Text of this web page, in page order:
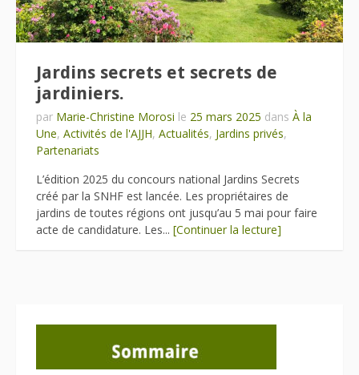
Jardins secrets et secrets de
jardiniers.
par Marie-Christine Morosi le 25 mars 2025 dans À la
Une, Activités de l'AJJH, Actualités, Jardins privés,
Partenariats
L’édition 2025 du concours national Jardins Secrets
créé par la SNHF est lancée. Les propriétaires de
jardins de toutes régions ont jusqu’au 5 mai pour faire
acte de candidature. Les... [Continuer la lecture]